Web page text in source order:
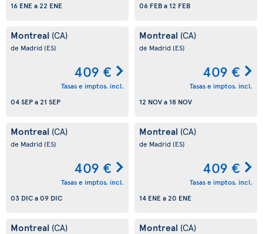
16 ENEa22 ENE
06 FEBa 12 FEB
Montreal (CA)
de Madrid(ES)
409 €
Tasas e imptos. incl.
04 SEPa21 SEP
Montreal (CA)
de Madrid(ES)
409 €
Tasas e imptos. incl.
12 NOVa 18 NOV
Montreal (CA)
de Madrid(ES)
409 €
Tasas e imptos. incl.
03 DICa09 DIC
Montreal (CA)
de Madrid(ES)
409 €
Tasas e imptos. incl.
14 ENEa20 ENE
Montreal (CA) Montreal (CA)